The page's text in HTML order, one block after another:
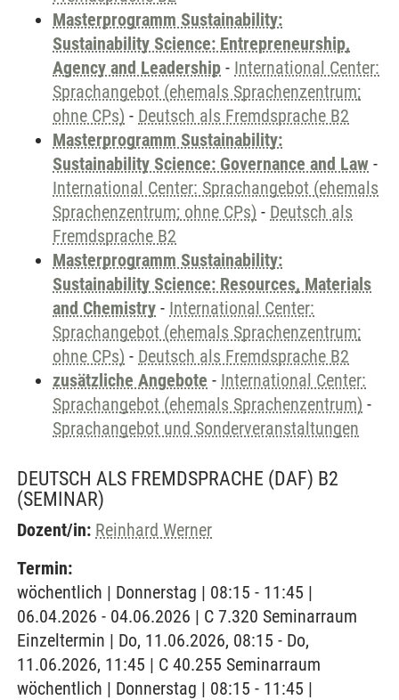
Masterprogramm Sustainability:
Sustainability Science: Entrepreneurship,
Agency and Leadership - International Center:
Sprachangebot (ehemals Sprachenzentrum;
ohne CPs) - Deutsch als Fremdsprache B2
Masterprogramm Sustainability:
Sustainability Science: Governance and Law -
International Center: Sprachangebot (ehemals
Sprachenzentrum; ohne CPs) - Deutsch als
Fremdsprache B2
Masterprogramm Sustainability:
Sustainability Science: Resources, Materials
and Chemistry - International Center:
Sprachangebot (ehemals Sprachenzentrum;
ohne CPs) - Deutsch als Fremdsprache B2
zusätzliche Angebote - International Center:
Sprachangebot (ehemals Sprachenzentrum) -
Sprachangebot und Sonderveranstaltungen
DEUTSCH ALS FREMDSPRACHE (DAF) B2
(SEMINAR)
Dozent/in: Reinhard Werner
Termin:
wöchentlich | Donnerstag | 08:15 - 11:45 |
06.04.2026 - 04.06.2026 | C 7.320 Seminarraum
Einzeltermin | Do, 11.06.2026, 08:15 - Do,
11.06.2026, 11:45 | C 40.255 Seminarraum
wöchentlich | Donnerstag | 08:15 - 11:45 |